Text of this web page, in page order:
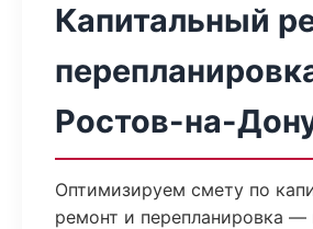
Капитальный
Ростов-на-
Оптимизируем смету по
ремонт и перепланировка —